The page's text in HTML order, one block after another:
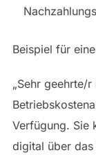
Beispiel für
„Sehr geehrte/
Verfügung. Sie
digital über